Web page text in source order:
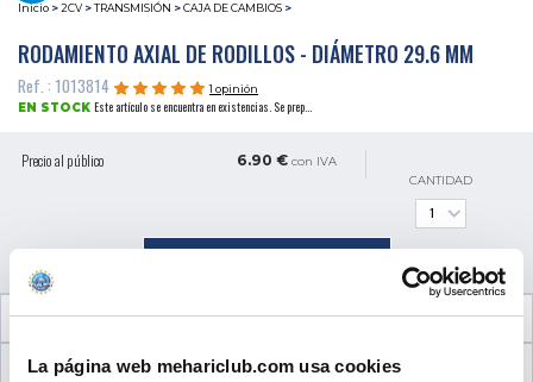
La página web mehariclub.com usa cookies
Inicio >2CV >TRANSMISIÓN >CAJA DE CAMBIOS >
RODAMIENTO AXIAL DE RODILLOS - DIÁMETRO 29.6 MM
Ref. : 1013814
1 opinión
EN STOCK Este artículo se encuentra en existencias. Se prep...
Precio al público 6.90 € con IVA
CANTIDAD
INFORMACIÓN TÉCNICA
OPINIONES DE CLIENTES (1)